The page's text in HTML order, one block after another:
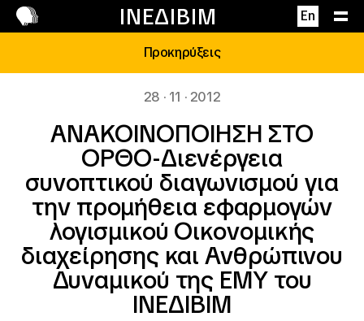
ΙΝΕΔΙΒΙΜ En
Επικοινωνία
Προκηρύξεις
28 · 11 · 2012
ΑΝΑΚΟΙΝΟΠΟΙΗΣΗ ΣΤΟ
ΟΡΘΟ-Διενέργεια
συνοπτικού διαγωνισμού για
την προμήθεια εφαρμογών
λογισμικού Οικονομικής
διαχείρησης και Ανθρώπινου
Δυναμικού της ΕMY του
ΙΝΕΔΙΒΙΜ